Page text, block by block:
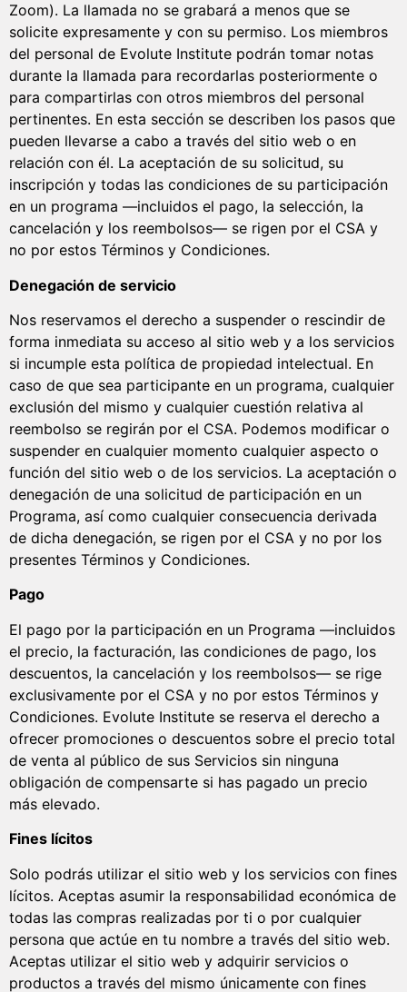
Zoom). La llamada no se grabará a menos que se
solicite expresamente y con su permiso. Los miembros
del personal de Evolute Institute podrán tomar notas
durante la llamada para recordarlas posteriormente o
para compartirlas con otros miembros del personal
pertinentes. En esta sección se describen los pasos que
pueden llevarse a cabo a través del sitio web o en
relación con él. La aceptación de su solicitud, su
inscripción y todas las condiciones de su participación
en un programa —incluidos el pago, la selección, la
cancelación y los reembolsos— se rigen por el CSA y
no por estos Términos y Condiciones.
Denegación de servicio
Nos reservamos el derecho a suspender o rescindir de
forma inmediata su acceso al sitio web y a los servicios
si incumple esta política de propiedad intelectual. En
caso de que sea participante en un programa, cualquier
exclusión del mismo y cualquier cuestión relativa al
reembolso se regirán por el CSA. Podemos modificar o
suspender en cualquier momento cualquier aspecto o
función del sitio web o de los servicios. La aceptación o
denegación de una solicitud de participación en un
Programa, así como cualquier consecuencia derivada
de dicha denegación, se rigen por el CSA y no por los
presentes Términos y Condiciones.
Pago
El pago por la participación en un Programa —incluidos
el precio, la facturación, las condiciones de pago, los
descuentos, la cancelación y los reembolsos— se rige
exclusivamente por el CSA y no por estos Términos y
Condiciones. Evolute Institute se reserva el derecho a
ofrecer promociones o descuentos sobre el precio total
de venta al público de sus Servicios sin ninguna
obligación de compensarte si has pagado un precio
más elevado.
Fines lícitos
Solo podrás utilizar el sitio web y los servicios con fines
lícitos. Aceptas asumir la responsabilidad económica de
todas las compras realizadas por ti o por cualquier
persona que actúe en tu nombre a través del sitio web.
Aceptas utilizar el sitio web y adquirir servicios o
productos a través del mismo únicamente con fines